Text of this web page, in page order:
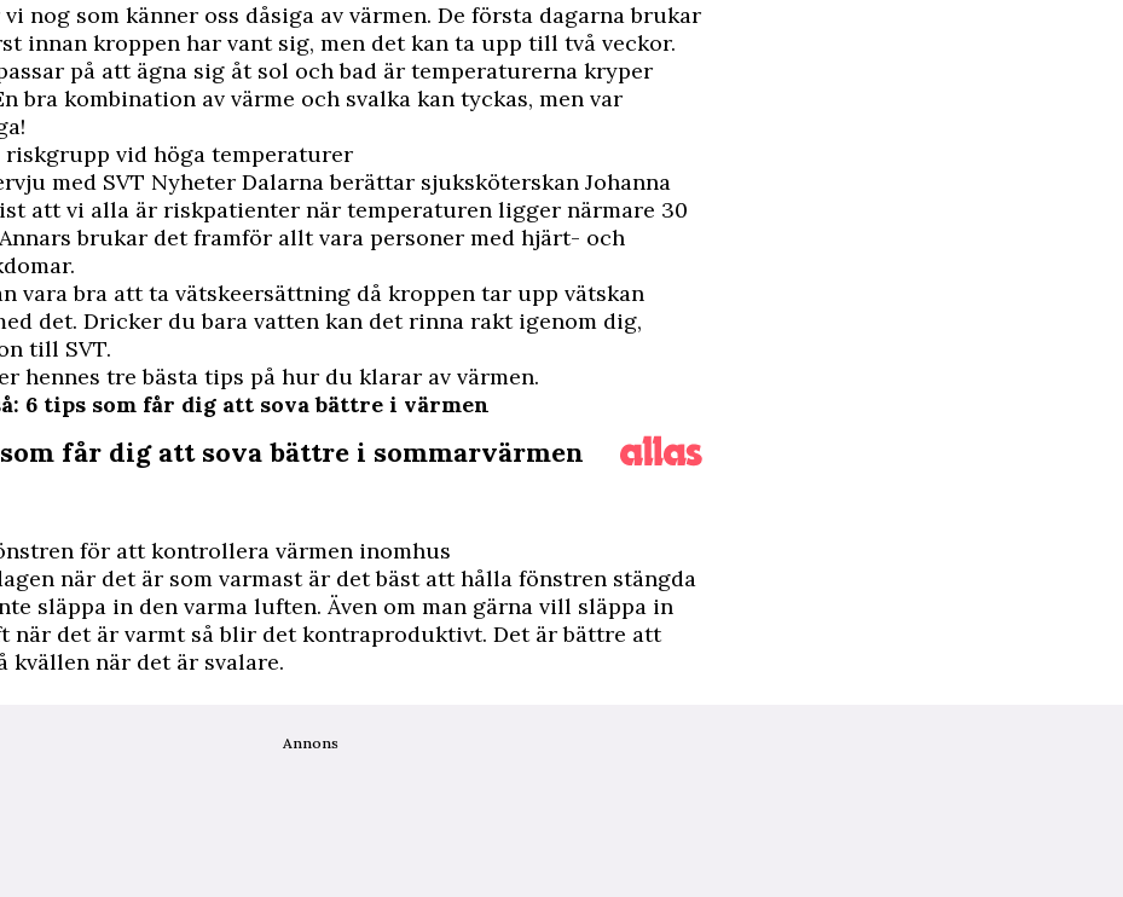
nog som känner oss dåsiga av värmen. De första dagarna brukar
innan kroppen har vant sig, men det kan ta upp till två veckor.
på att ägna sig åt sol och bad är temperaturerna kryper
bra kombination av värme och svalka kan tyckas, men var
riskgrupp vid höga temperaturer
med SVT Nyheter Dalarnaberättar sjuksköterskan Johanna
att vi alla är riskpatienter när temperaturen ligger närmare 30
brukar det framför allt vara personer med hjärt- och
vara bra att ta vätskeersättning då kroppen tar upp vätskan
det. Dricker du bara vatten kan det rinna rakt igenom dig,
till SVT.
hennes tre bästa tips på hur du klarar av värmen.
6 tips som får dig att sova bättre i värmen
får dig att sova bättre i sommarvärmen
för att kontrollera värmen inomhus
när det är som varmast är det bäst att hålla fönstren stängda
släppa in den varma luften. Även om man gärna vill släppa in
när det är varmt så blir det kontraproduktivt. Det är bättre att
kvällen när det är svalare.
Annons